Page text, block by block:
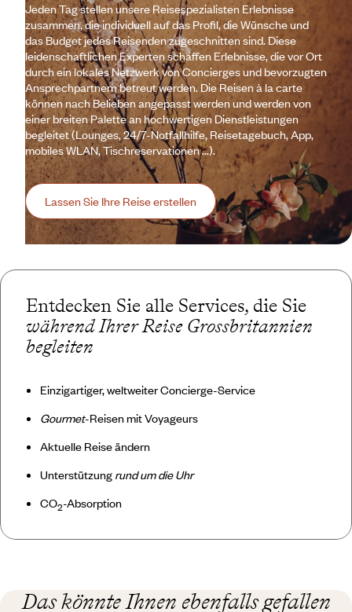
Jeden Tag stellen unsere Reisespezialisten Erlebnisse
zusammen, die individuell auf das Profil, die Wünsche und
das Budget jedes Reisenden zugeschnitten sind. Diese
leidenschaftlichen Experten schaffen Erlebnisse, die vor Ort
durch ein lokales Netzwerk von Concierges und bevorzugten
Ansprechpartnern betreut werden. Die Reisen à la carte
können nach Belieben angepasst werden und werden von
einer breiten Palette an hochwertigen Dienstleistungen
begleitet (Lounges, 24/7-Notfallhilfe, Reisetagebuch, App,
mobiles WLAN, Tischreservationen ...).
Lassen Sie Ihre Reise erstellen
Entdecken Sie alle Services, die Sie
während Ihrer Reise Grossbritannien
begleiten
Einzigartiger, weltweiter Concierge-Service
Gourmet-Reisen mit Voyageurs
Aktuelle Reise ändern
Unterstützung rund um die Uhr
CO2-Absorption
Das könnte Ihnen ebenfalls gefallen